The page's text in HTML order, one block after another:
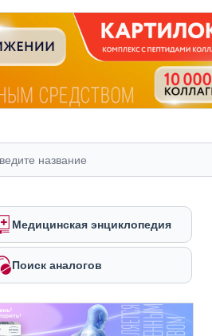
Медицинская энциклопедия
Поиск аналогов